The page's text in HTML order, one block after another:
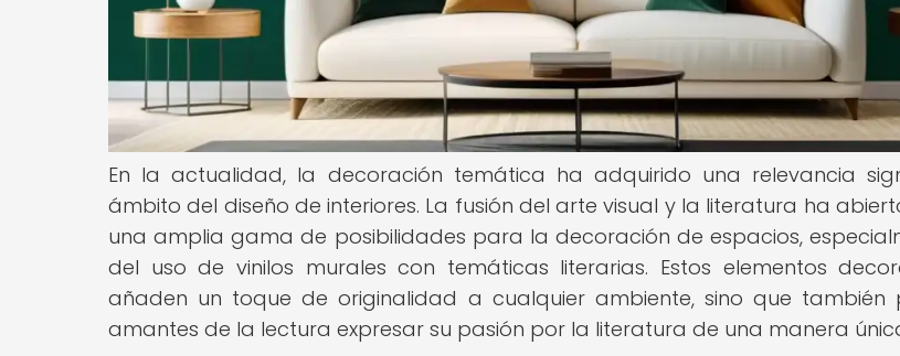
En la actualidad, la decoración temática ha adquirido una relevancia
ámbito del diseño de interiores. La fusión del arte visual y la literatura ha
una amplia gama de posibilidades para la decoración de espacios,
del uso de vinilos murales con temáticas literarias. Estos elementos
añaden un toque de originalidad a cualquier ambiente, sino que también
amantes de la lectura expresar su pasión por la literatura de una manera